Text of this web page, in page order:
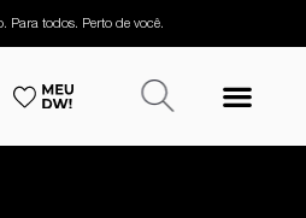
Para todos. Perto de você.